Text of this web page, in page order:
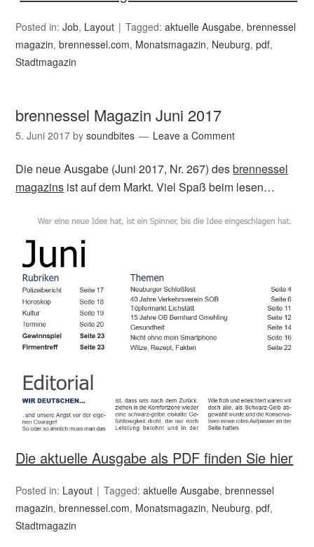
Posted in:Job, Layout Tagged:aktuelle Ausgabe,brennessel
magazin,brennessel.com, Monatsmagazin, Neuburg,pdf,
Stadtmagazin
brennessel Magazin Juni 2017
5. Juni 2017 bysoundbites Leave a Comment
Die neue Ausgabe (Juni 2017, Nr. 267) desbrennessel
magazins ist auf dem Markt. Viel Spaß beim lesen…
Die aktuelle Ausgabe als PDF finden Sie hier
Posted in: Layout Tagged:aktuelle Ausgabe,brennessel
magazin,brennessel.com, Monatsmagazin, Neuburg,pdf,
Stadtmagazin